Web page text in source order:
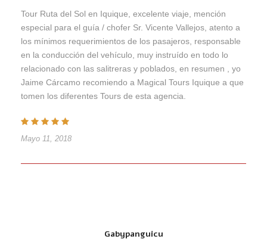
Tour Ruta del Sol en Iquique, excelente viaje, mención
especial para el guía / chofer Sr. Vicente Vallejos, atento a
los mínimos requerimientos de los pasajeros, responsable
en la conducción del vehículo, muy instruído en todo lo
relacionado con las salitreras y poblados, en resumen , yo
Jaime Cárcamo recomiendo a Magical Tours Iquique a que
tomen los diferentes Tours de esta agencia.
Mayo 11, 2018
Gabypanguicu